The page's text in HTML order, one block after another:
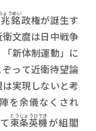
銘
ょうめい政権が誕生す
文麿は日中戦争
新体制運動」に
って近衛待望論
実現しないと考
を余儀なくされ
東条英機
とうじょうひでき が組閣